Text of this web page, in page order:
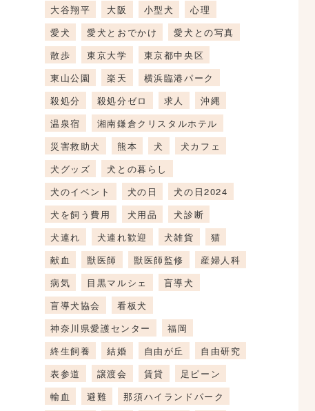
大谷翔平
大阪 小型犬
心理
愛犬
愛犬とおでかけ
愛犬との写真
散歩
東京大学
東京都中央区
東山公園
楽天
横浜臨港パーク
殺処分
殺処分ゼロ 求人
沖縄
温泉宿
湘南鎌倉クリスタルホテル
災害救助犬
熊本 犬
犬カフェ
犬グッズ
犬との暮らし
犬のイベント
犬の日
犬の日2024
犬を飼う費用
犬用品
犬診断
犬連れ
犬連れ歓迎 犬雑貨
猫
献血
獣医師 獣医師監修
産婦人科
病気
目黒マルシェ
盲導犬
盲導犬協会
看板犬
神奈川県愛護センター
福岡
終生飼養
結婚 自由が丘
自由研究
表参道
譲渡会 賃貸
足ピーン
輸血
避難 那須ハイランドパーク